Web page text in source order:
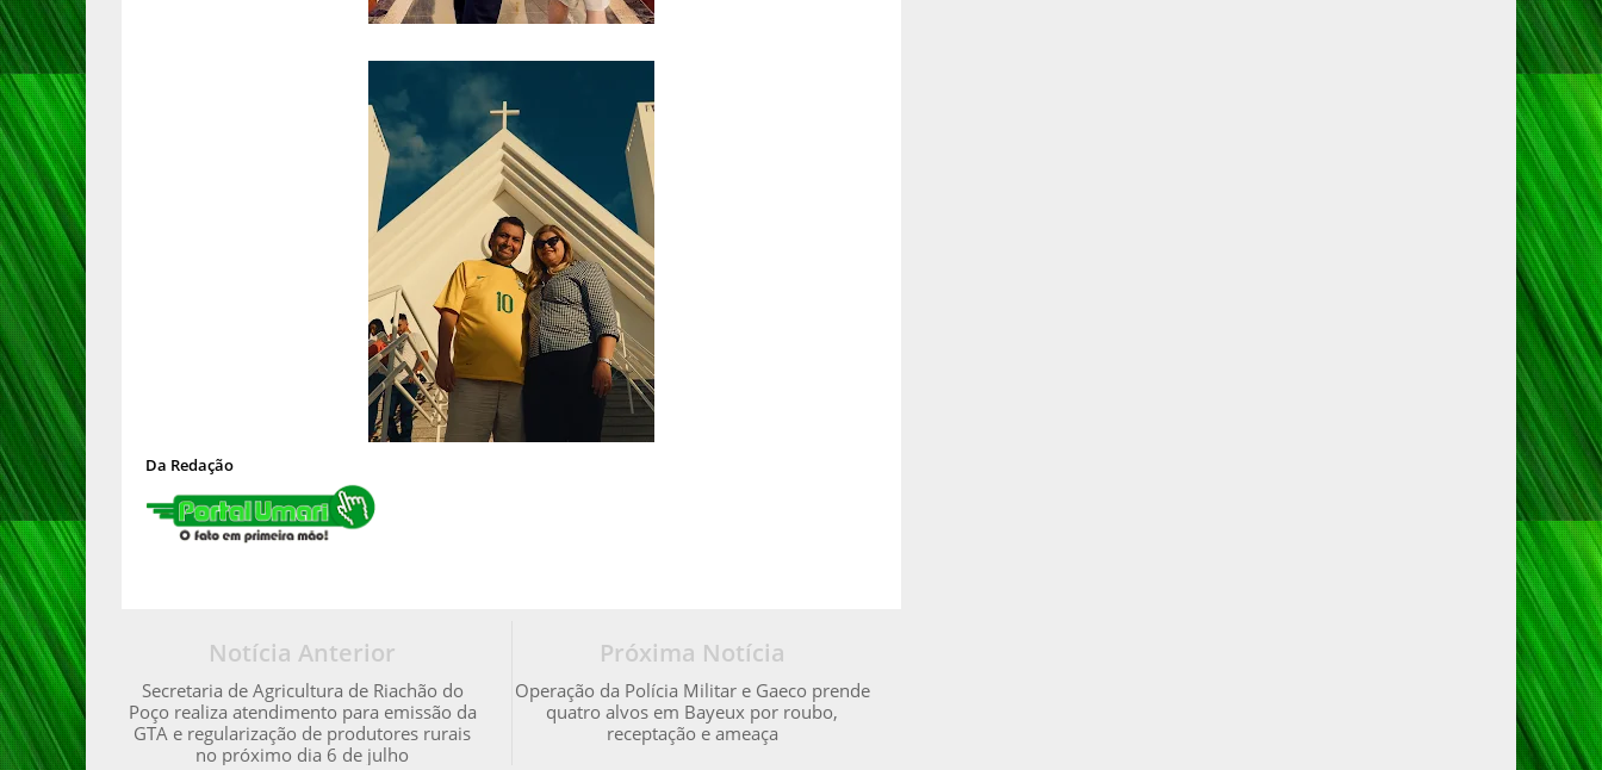
Da Redação
Próxima Notícia
Operação da Polícia Militar e Gaeco prende
quatro alvos em Bayeux por roubo,
receptação e ameaça
Notícia Anterior
Secretaria de Agricultura de Riachão do
Poço realiza atendimento para emissão da
GTA e regularização de produtores rurais
no próximo dia 6 de julho